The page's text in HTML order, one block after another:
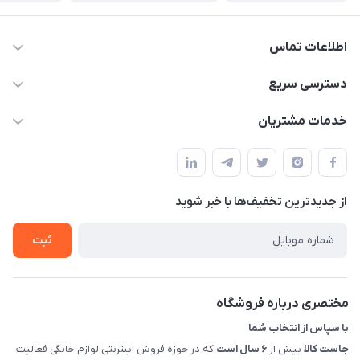
اطلاعات تماس
09398557137
سمت چپ (فروشگاه صوتی عباسی) - "تحویل حضوری فقط با
هماهنگی"
دسترسی سریع
لیست محصولات
حساب کاربری
تماس با ما
خدمات مشتریان
راهنما
پرسش های شما
شرایط و ضوابط گارانتی
روش های بازگرداندن کالا
از جدید‌ترین تخفیف‌ها با‌ خبر شوید
ثبت
مختصری درباره فروشگاه
با سپاس از انتخاب شما
جاست کالا بیش از ۶ سال است که در حوزه فروش اینترنتی لوازم خانگی فعالیت